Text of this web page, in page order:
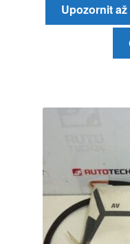
Upozornit